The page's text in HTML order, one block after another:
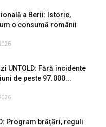
a Berii: Istorie,
o consumă românii
UNTOLD: Fără incidente
de peste 97.000...
Program brățări, reguli